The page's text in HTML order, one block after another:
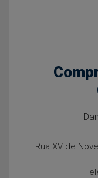
Rua XV de